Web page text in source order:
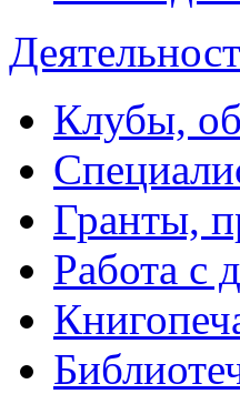
Клубы,
Гранты,
Работа с